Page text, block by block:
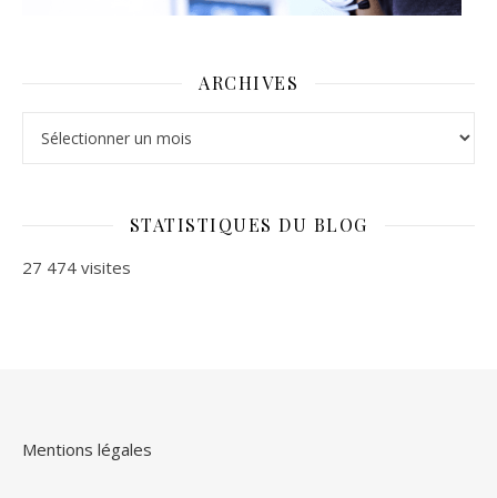
ARCHIVES
STATISTIQUES DU BLOG
27 474 visites
Mentions légales